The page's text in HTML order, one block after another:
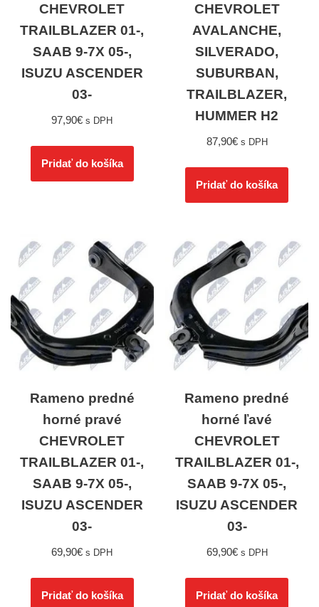
CHEVROLET
TRAILBLAZER 01-,
SAAB 9-7X 05-,
ISUZU ASCENDER
03-
97,90€ s DPH
Pridať do košíka
CHEVROLET
AVALANCHE,
SILVERADO,
SUBURBAN,
TRAILBLAZER,
HUMMER H2
87,90€ s DPH
Pridať do košíka
Rameno predné
horné pravé
CHEVROLET
TRAILBLAZER 01-,
SAAB 9-7X 05-,
ISUZU ASCENDER
03-
69,90€ s DPH
Pridať do košíka
Rameno predné
horné ľavé
CHEVROLET
TRAILBLAZER 01-,
SAAB 9-7X 05-,
ISUZU ASCENDER
03-
69,90€ s DPH
Pridať do košíka